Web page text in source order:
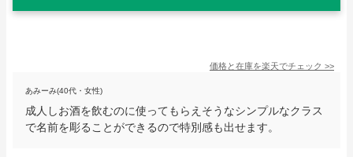
価格と在庫を楽天でチェック >>
あみーみ(40代・女性)
成人しお酒を飲むのに使ってもらえそうなシンプルなクラス
で名前を彫ることができるので特別感も出せます。